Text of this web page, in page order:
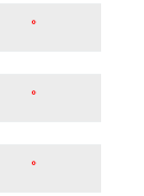
۰
۰
۰